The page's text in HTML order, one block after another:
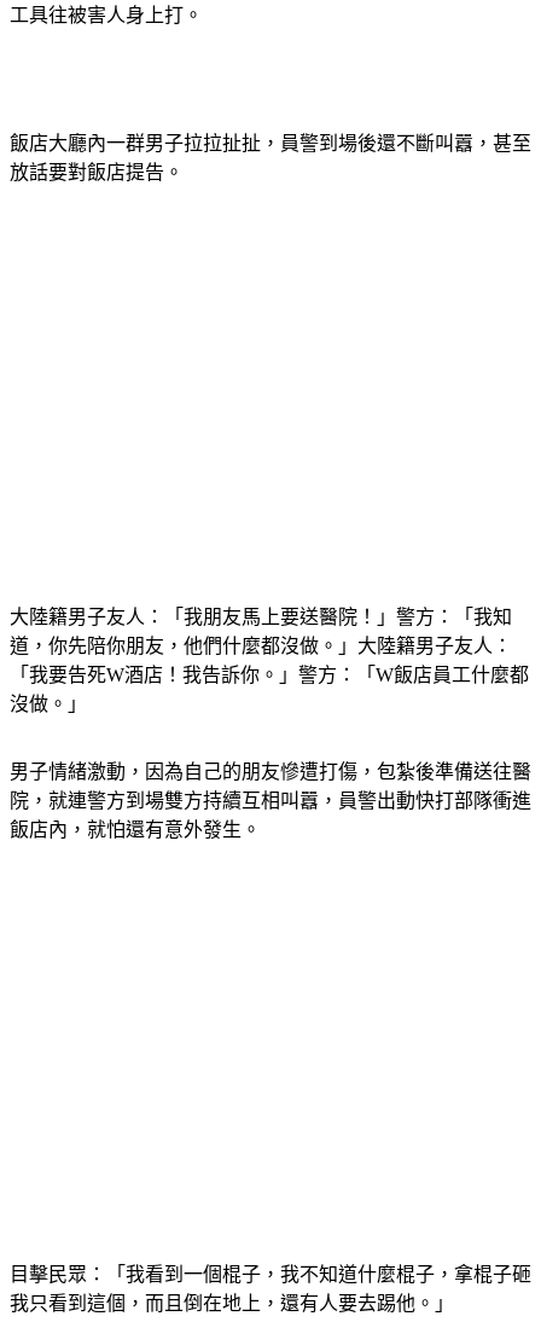
口一句「什麼情況」，引來不滿，綽號「豆花」的嫌犯，才拿
飯店大廳內一群男子拉拉扯扯，員警到場後還不斷叫囂，甚至
大陸籍男子友人：「我朋友馬上要送醫院！」警方：「我知
道，你先陪你朋友，他們什麼都沒做。」大陸籍男子友人：
「我要告死W酒店！我告訴你。」警方：「W飯店員工什麼都
男子情緒激動，因為自己的朋友慘遭打傷，包紮後準備送往醫
院，就連警方到場雙方持續互相叫囂，員警出動快打部隊衝進
目擊民眾：「我看到一個棍子，我不知道什麼棍子，拿棍子砸